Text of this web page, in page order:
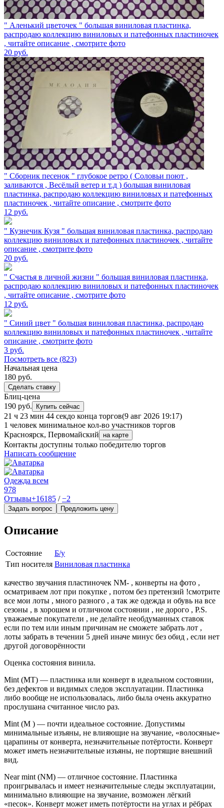
" Аленький цветочек " большая виниловая пластинка,
распродаю коллекцию виниловых и патефонных пластиночек
, читайте описание , смотрите фото
20 руб.
" Сборник песенок " глубокое ретро ( Соловьи поют ,
заливаются , Весёлый ветер и т.д ) большая виниловая
пластинка, распродаю коллекцию виниловых и патефонных
пластиночек , читайте описание , смотрите фото
12 руб.
" Кузнечик Кузя " большая виниловая пластинка, распродаю
коллекцию виниловых и патефонных пластиночек , читайте
описание , смотрите фото
20 руб.
" Счастья в личной жизни " большая виниловая пластинка,
распродаю коллекцию виниловых и патефонных пластиночек
, читайте описание , смотрите фото
12 руб.
" Синий цвет " большая виниловая пластинка, распродаю
коллекцию виниловых и патефонных пластиночек , читайте
описание , смотрите фото
3 руб.
Посмотреть все (823)
Начальная цена
180 руб.
Сделать ставку
Блиц-цена
190 руб.
Купить сейчас
21 ч 23 мин 44 секдо конца торгов(9 авг 2026 19:17)
1 человек минимальное кол-во участников торгов
Красноярск, Первомайский
на карте
Контакты доступны только победителю торгов
Написать сообщение
Одежда всем
978
Отзывы+16185 /−2
Задать вопрос Предложить цену
Описание
Состояние
Б/у
Тип носителя Виниловая пластинка
качество звучания пластиночек NM- , конверты на фото ,
осматриваем лот при покупке , потом без претензий !смотрите
все мои лоты , много разного , а так же одежда и обувь на все
сезоны , в хорошем и отличном состоянии , не дорого , Р.S.
уважаемые покупатели , не делайте необдуманных ставок
если по тем или иным причинам не сможете забрать лот ,
лоты забрать в течении 5 дней иначе минус без обид , если нет
другой договорённости
Оценка состояния винила.
Mint (MT) — пластинка или конверт в идеальном состоянии,
без дефектов и видимых следов эксплуатации. Пластинка
либо вообще не использовалась, либо была очень аккуратно
прослушана считанное число раз.
Mint (M ) — почти идеальное состояние. Допустимы
минимальные изъяны, не влияющие на звучание, «волосяные»
царапины от конверта, незначительные потёртости. Конверт
может иметь незначительные изъяны, не портящие внешний
вид.
Near mint (NM) — отличное состояние. Пластинка
проигрывалась и имеет незначительные следы эксплуатации,
минимально влияющие на звучание, возможен лёгкий
«песок». Конверт может иметь потёртости на углах и рёбрах